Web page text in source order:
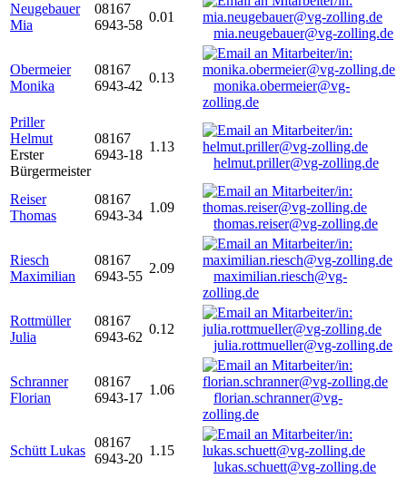
Neugebauer
Mia
08167
6943-58
0.01
mia.neugebauer@vg-zolling.de
Obermeier
Monika
08167
6943-42
0.13
monika.obermeier@vg-
zolling.de
Priller
Helmut
Erster
Bürgermeister
08167
6943-18
1.13
helmut.priller@vg-zolling.de
Reiser
Thomas
08167
6943-34
1.09
thomas.reiser@vg-zolling.de
Riesch
Maximilian
08167
6943-55
2.09
maximilian.riesch@vg-
zolling.de
Rottmüller
Julia
08167
6943-62
0.12
julia.rottmueller@vg-zolling.de
Schranner
Florian
08167
6943-17
1.06
florian.schranner@vg-
zolling.de
Schütt Lukas
08167
6943-20
1.15
lukas.schuett@vg-zolling.de